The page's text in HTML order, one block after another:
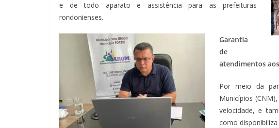
e de todo aparato e assistência para as prefeituras
rondonienses.
Garantia
de
atendimentos
Por meio da
Municípios
velocidade, e
como